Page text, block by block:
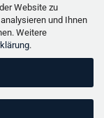
Website zu
und Ihnen
Weitere
.